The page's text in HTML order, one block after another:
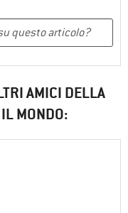
AMICI DELLA
MONDO: